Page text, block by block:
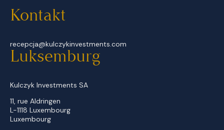
Kontakt
recepcja@kulczykinvestments.com
Luksemburg
Kulczyk Investments SA
11, rue Aldringen
L-1118 Luxembourg
Luxembourg